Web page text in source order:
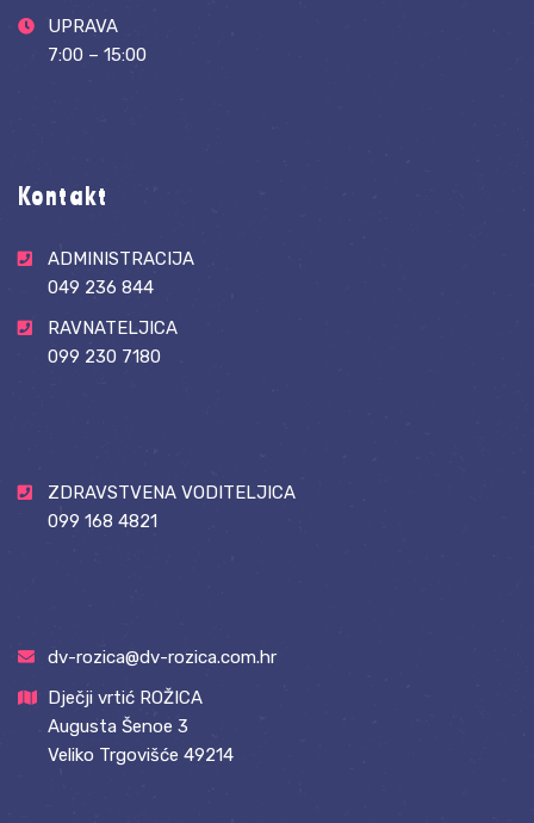
UPRAVA
7:00 – 15:00
Kontakt
ADMINISTRACIJA
049 236 844
RAVNATELJICA
099 230 7180
ZDRAVSTVENA VODITELJICA
099 168 4821
dv-rozica@dv-rozica.com.hr
Dječji vrtić ROŽICA
Augusta Šenoe 3
Veliko Trgovišće 49214